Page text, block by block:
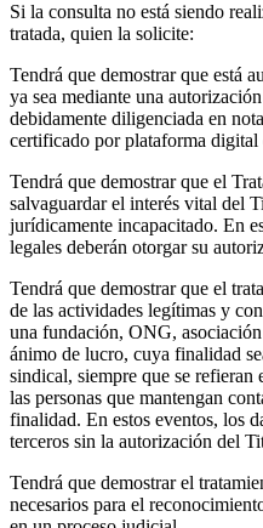
Si la consulta no está siendo
tratada, quien la solicite:
Tendrá que demostrar que está
ya sea mediante una
debidamente diligenciada en
certificado por plataforma
Tendrá que demostrar que el
salvaguardar el interés vital del
jurídicamente incapacitado. En
legales deberán otorgar su
Tendrá que demostrar que el
de las actividades legítimas y
una fundación, ONG,
ánimo de lucro, cuya finalidad
sindical, siempre que se refieran
las personas que mantengan
finalidad. En estos eventos, los
terceros sin la autorización del
Tendrá que demostrar el
necesarios para el